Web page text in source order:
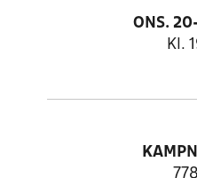
ONS.
Kl.